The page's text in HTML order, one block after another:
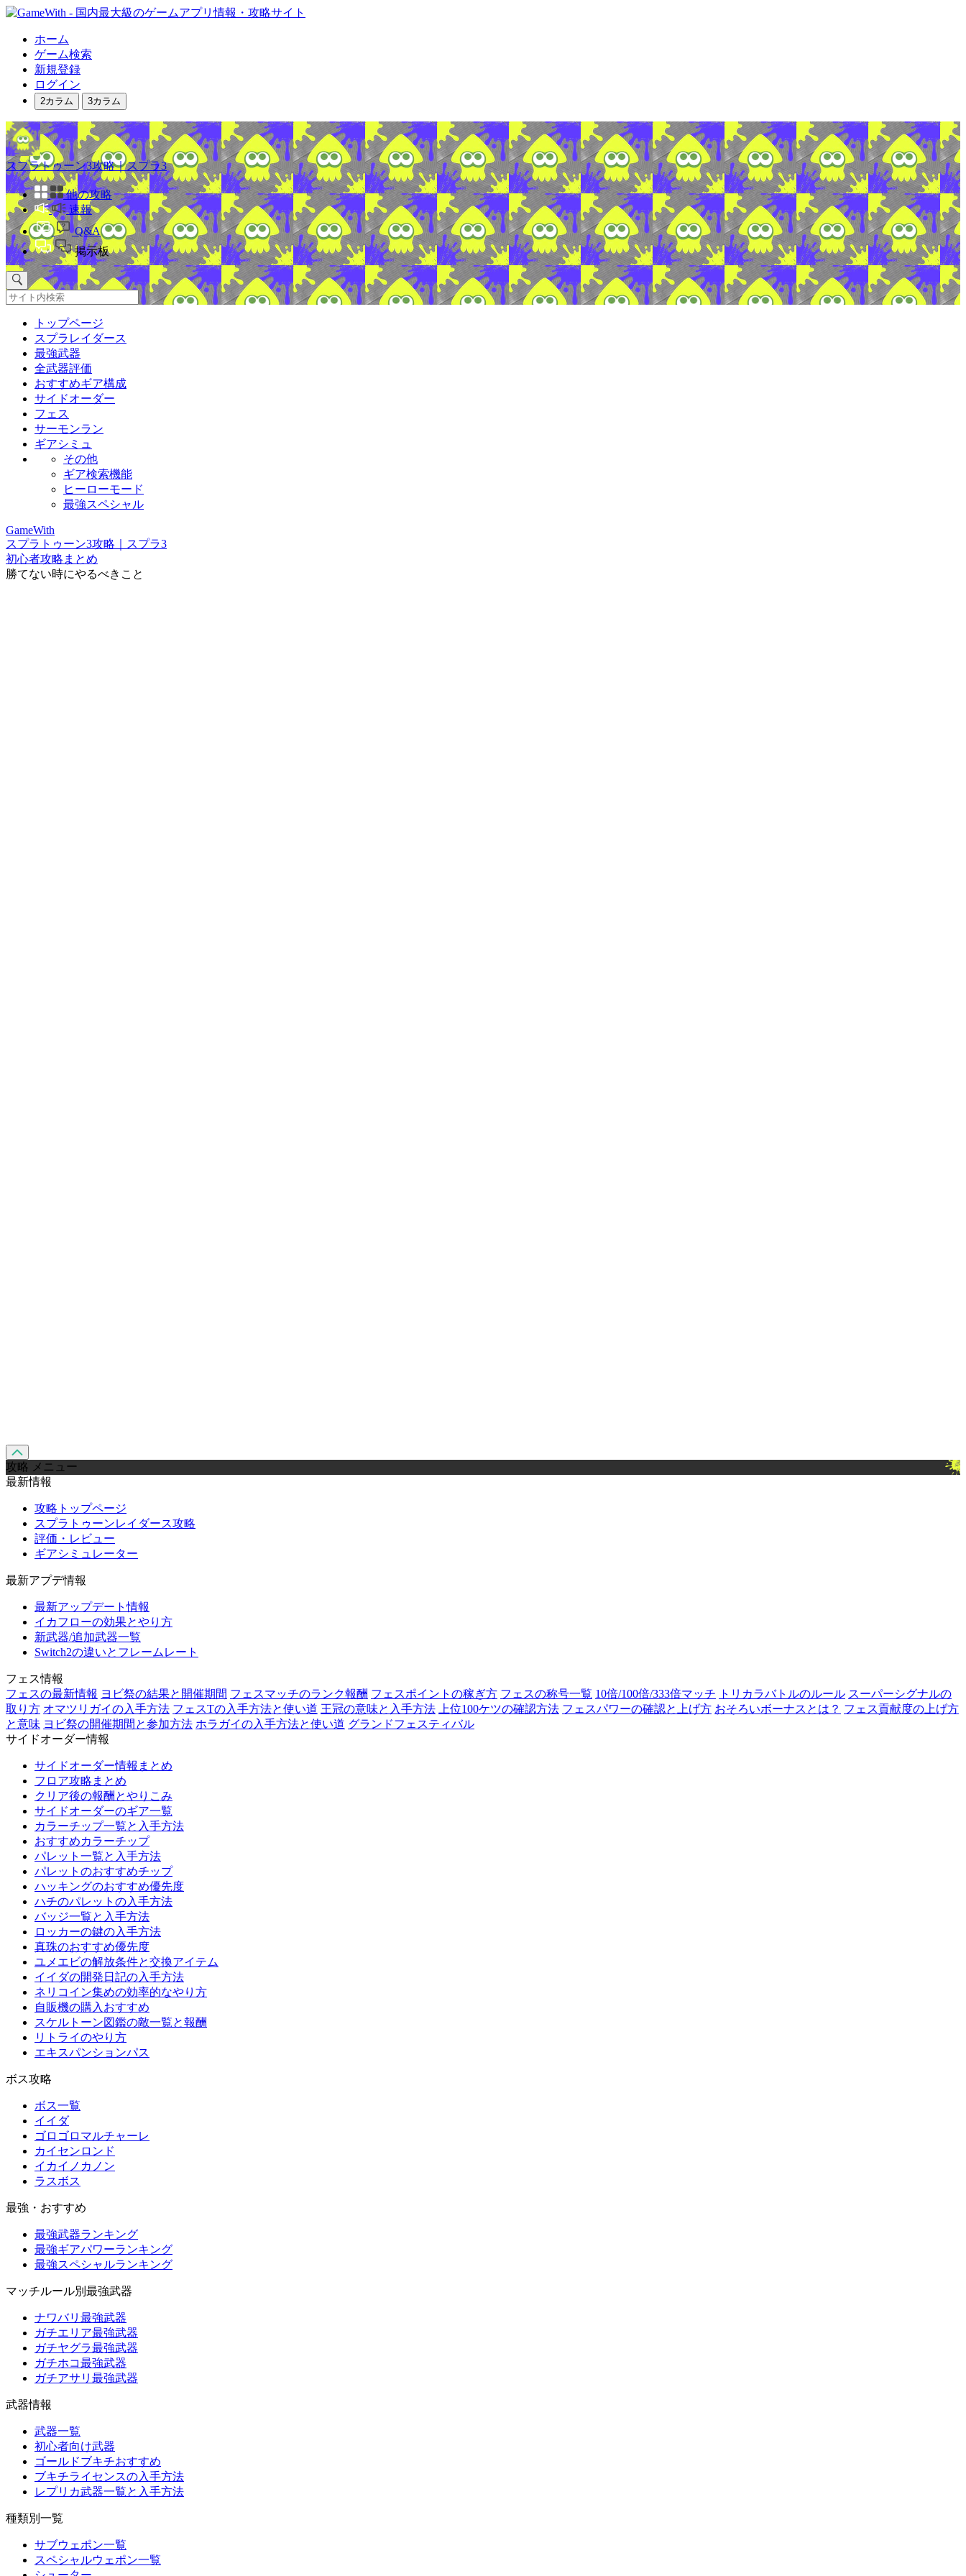
ホーム
ゲーム検索
新規登録
ログイン
2カラム 3カラム
スプラトゥーン3攻略｜スプラ3
他の攻略
速報
Q&A
掲示板
トップページ
スプラレイダース
最強武器
全武器評価
おすすめギア構成
サイドオーダー
フェス
サーモンラン
ギアシミュ
その他
ギア検索機能
ヒーローモード
最強スペシャル
GameWith
スプラトゥーン3攻略｜スプラ3
初心者攻略まとめ
勝てない時にやるべきこと
攻略 メニュー
最新情報
攻略トップページ
スプラトゥーンレイダース攻略
評価・レビュー
ギアシミュレーター
最新アプデ情報
最新アップデート情報
イカフローの効果とやり方
新武器/追加武器一覧
Switch2の違いとフレームレート
フェス情報
フェスの最新情報 ヨビ祭の結果と開催期間 フェスマッチのランク報酬 フェスポイントの稼ぎ方 フェスの称号一覧 10倍/100倍/333倍マッチ トリカラバトルのルール スーパーシグナルの
取り方 オマツリガイの入手方法 フェスTの入手方法と使い道 王冠の意味と入手方法 上位100ケツの確認方法 フェスパワーの確認と上げ方 おそろいボーナスとは？ フェス貢献度の上げ方
と意味 ヨビ祭の開催期間と参加方法 ホラガイの入手方法と使い道 グランドフェスティバル
サイドオーダー情報
サイドオーダー情報まとめ
フロア攻略まとめ
クリア後の報酬とやりこみ
サイドオーダーのギア一覧
カラーチップ一覧と入手方法
おすすめカラーチップ
パレット一覧と入手方法
パレットのおすすめチップ
ハッキングのおすすめ優先度
ハチのパレットの入手方法
バッジ一覧と入手方法
ロッカーの鍵の入手方法
真珠のおすすめ優先度
ユメエビの解放条件と交換アイテム
イイダの開発日記の入手方法
ネリコイン集めの効率的なやり方
自販機の購入おすすめ
スケルトーン図鑑の敵一覧と報酬
リトライのやり方
エキスパンションパス
ボス攻略
ボス一覧
イイダ
ゴロゴロマルチャーレ
カイセンロンド
イカイノカノン
ラスボス
最強・おすすめ
最強武器ランキング
最強ギアパワーランキング
最強スペシャルランキング
マッチルール別最強武器
ナワバリ最強武器
ガチエリア最強武器
ガチヤグラ最強武器
ガチホコ最強武器
ガチアサリ最強武器
武器情報
武器一覧
初心者向け武器
ゴールドブキチおすすめ
ブキチライセンスの入手方法
レプリカ武器一覧と入手方法
種類別一覧
サブウェポン一覧
スペシャルウェポン一覧